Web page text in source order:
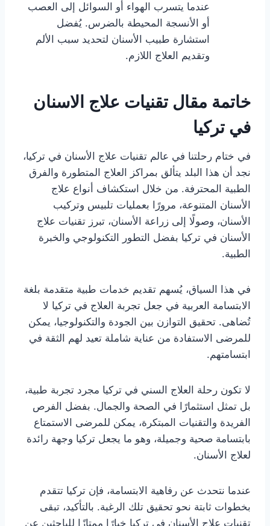
عندما يتسرب الهواء أو السوائل إلى العصب
أو الأنسجة المحيطة بالضرس. يُفضل
استشارة طبيب الأسنان لتحديد سبب الألم
وتقديم العلاج اللازم.
خاتمة مقال تقنيات علاج الاسنان
في تركيا
في ختام رحلتنا في عالم تقنيات علاج الأسنان في تركيا،
نجد أن هذا البلد يتألق بمراكز العلاج المتطورة والفرق
الطبية المحترفة. من خلال استكشاف أنواع علاج
الأسنان المتنوعة، مرورًا بعمليات تلبيس وتركيب
الأسنان، وصولًا إلى زراعة الأسنان، تبرز تقنيات علاج
الأسنان في تركيا بفضل التطور التكنولوجي والخبرة
الطبية.
في هذا السياق، يُسهم تقديم خدمات طبية متقدمة بلغة
الابتسامة العربية في جعل تجربة العلاج في تركيا لا
تُضاهى. تحقيق التوازن بين الجودة والتكنولوجيا، يمكن
للمرضى الاستفادة من عناية شاملة تعيد لهم الثقة في
ابتسامتهم.
لا تكون رحلة العلاج السني في تركيا مجرد تجربة طبية،
بل تمثل استثمارًا في الصحة والجمال. بفضل الفرص
الفريدة والتقنيات المبتكرة، يمكن للمرضى الاستمتاع
بابتسامة صحية وجميلة، وهو ما يجعل تركيا وجهة رائدة
لعلاج الأسنان.
عندما نتحدث عن رفاهية الابتسامة، فإن تركيا تتقدم
بخطوات ثابتة نحو تحقيق تلك الرغبة. بالتأكيد، تبقى
تقنيات علاج الأسنان في تركيا خيارًا ممتازًا للباحثين عن